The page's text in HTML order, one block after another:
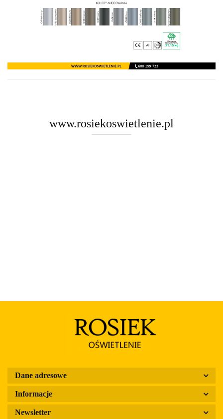
www.rosiekoswietlenie.pl
Dane adresowe
Informacje
Newsletter